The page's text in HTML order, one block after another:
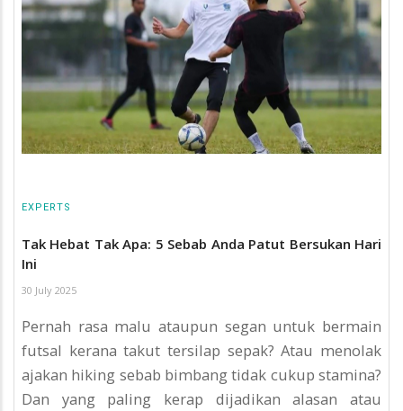
EXPERTS
Tak Hebat Tak Apa: 5 Sebab Anda Patut Bersukan Hari
Ini
30 July 2025
Pernah rasa malu ataupun segan untuk bermain
futsal kerana takut tersilap sepak? Atau menolak
ajakan hiking sebab bimbang tidak cukup stamina?
Dan yang paling kerap dijadikan alasan atau